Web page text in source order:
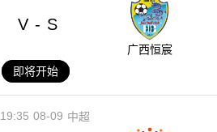
V - S
广西恒宸
即将开始
08-09
19:35 中超